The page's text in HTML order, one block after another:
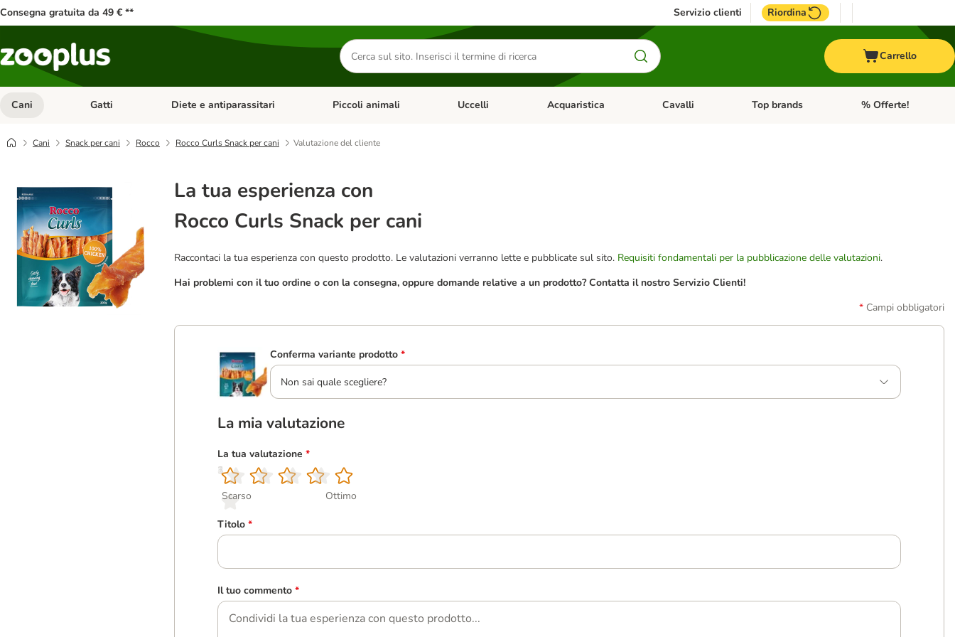
Consegna gratuita da 49 € ** Servizio clienti Riordina
Cerca
prodotti
Carrello
Cani Apri Menu Categoria: Cani
Gatti Apri Menu Categoria: Gatti
Diete e antiparassitari Apri Menu Categoria: Diete e antiparassitari
Piccoli animali Apri Menu Categoria: Piccoli animali
Uccelli Apri Menu Categoria: Uccelli
Acquaristica Apri Menu Categoria: Acquaristica
Cavalli Apri Menu Categoria: Cavalli
Top brands Apri Menu Categoria:
% Offerte!
Cani Snack per cani Rocco Rocco Curls Snack per cani Valutazione del cliente
La tua esperienza con
Rocco Curls Snack per cani
Raccontaci la tua esperienza con questo prodotto. Le valutazioni verranno lette e pubblicate sul sito. Requisiti fondamentali per la pubblicazione delle valutazioni.
Hai problemi con il tuo ordine o con la consegna, oppure domande relative a un prodotto? Contatta il nostro Servizio Clienti!
Campi obbligatori
Conferma variante prodotto *
Non sai quale scegliere?
La mia valutazione
La tua valutazione *
1
Scarso
2
3
4
5
Ottimo
Titolo *
Il tuo commento *